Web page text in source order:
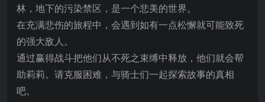
林，地下的污染禁区，是一个悲美的世界。
在充满悲伤的旅程中，会遇到如有一点松懈就可能致死
的强大敌人。
通过赢得战斗把他们从不死之束缚中释放，他们就会帮
助莉莉。请克服困难，与骑士们一起探索故事的真相
吧。